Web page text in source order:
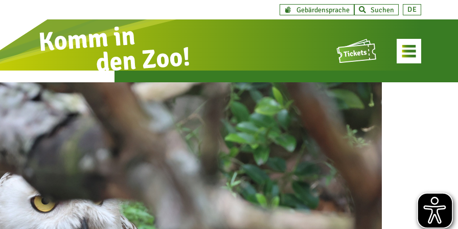
Gebärdensprache Suchen DE